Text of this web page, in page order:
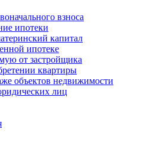
взноса
ипотеки
капитал
ипотеке
от застройщика
квартиры
объектов недвижимости
лиц